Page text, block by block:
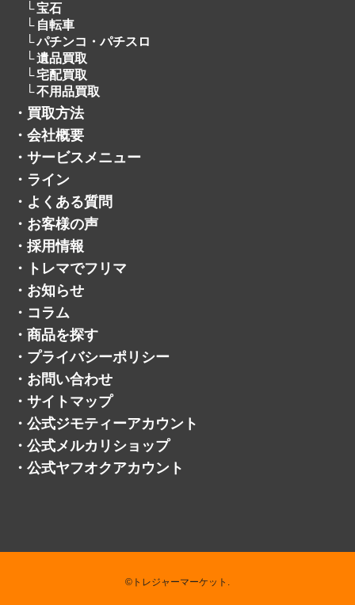
宝石
自転車
パチンコ・パチスロ
遺品買取
宅配買取
不用品買取
・ 買取方法
・ 会社概要
・ サービスメニュー
・ ライン
・ よくある質問
・ お客様の声
・ 採用情報
・
トレマでフリマ
・ お知らせ
・ コラム
・ 商品を探す
・ プライバシーポリシー
・ お問い合わせ
・ サイトマップ
・ 公式ジモティーアカウント
・ 公式メルカリショップ
・ 公式ヤフオクアカウント
©トレジャーマーケット.